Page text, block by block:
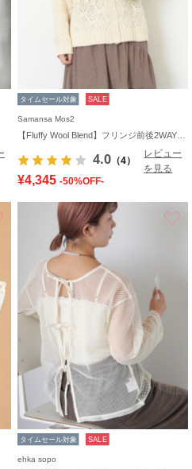
タイムセール対象 SALE
Samansa Mos2
4.0 （4）
レビュー
を見る
¥4,345 -50%OFF-
お気に入り
タイムセール対象 SALE
ehka sopo